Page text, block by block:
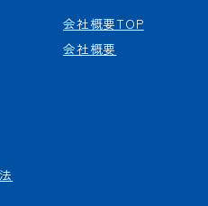
会社概要TOP
会社概要